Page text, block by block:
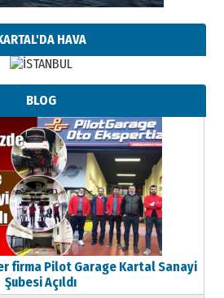
HAVA
BLOG
firma Pilot Garage Kartal Sanayi
Şubesi Açıldı